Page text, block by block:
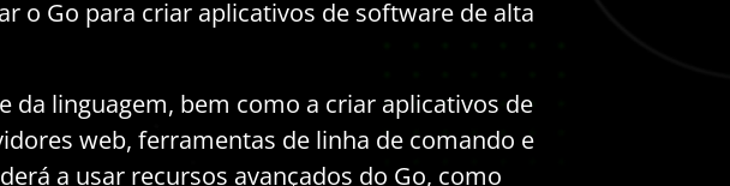
o Go para criar aplicativos de software de alta
da linguagem, bem como a criar aplicativos de
web, ferramentas de linha de comando e
a usar recursos avançados do Go, como